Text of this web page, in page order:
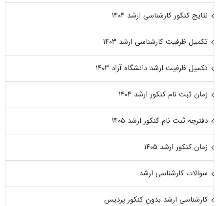
نتایج کنکور کارشناسی ارشد ۱۴۰۴
تکمیل ظرفیت کارشناسی ارشد ۱۴۰۳
تکمیل ظرفیت ارشد دانشگاه آزاد ۱۴۰۳
زمان ثبت نام کنکور ارشد ۱۴۰۴
دفترچه ثبت نام کنکور ارشد ۱۴۰۵
زمان کنکور ارشد ۱۴۰۵
سوالات کارشناسی ارشد
کارشناسی ارشد بدون کنکور پردیس